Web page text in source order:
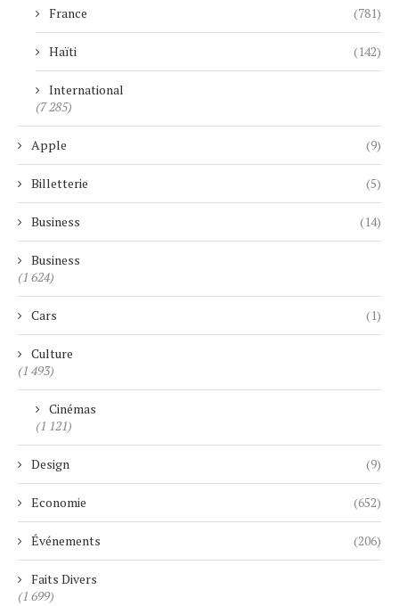
France (781)
Haïti (142)
International
(7 285)
Apple (9)
Billetterie (5)
Business (14)
Business
(1 624)
Cars (1)
Culture
(1 493)
Cinémas
(1 121)
Design (9)
Economie (652)
Événements (206)
Faits Divers
(1 699)